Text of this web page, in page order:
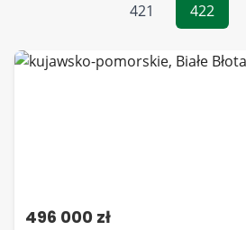
421
422
496 000 zł